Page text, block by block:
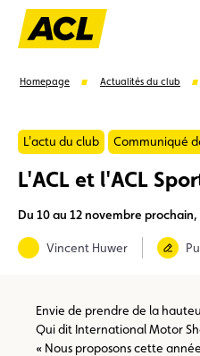
Carte membre
Homepage Actualités du club
L'actu du club Communiqué
L'ACL et l'ACL
Du 10 au 12 novembre
Vincent Huwer
Envie de prendre de la
Qui dit International Motor
« Nous proposons cette